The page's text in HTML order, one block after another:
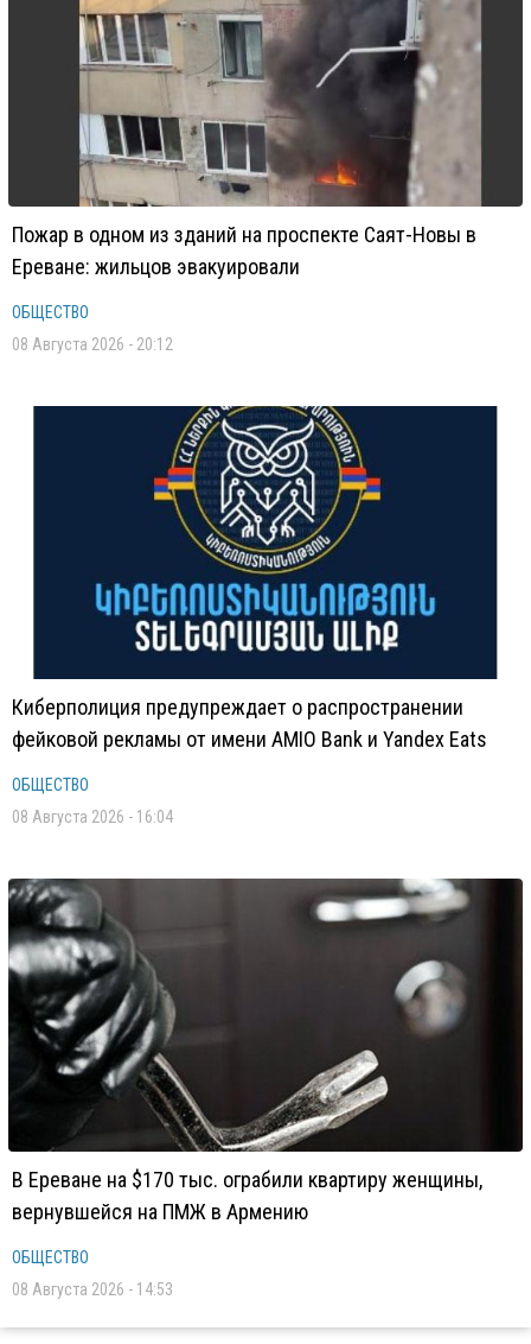
Пожар в одном из зданий на проспекте Саят-Новы в
Ереване: жильцов эвакуировали
ОБЩЕСТВО
08 Августа 2026 - 20:12
Киберполиция предупреждает о распространении
фейковой рекламы от имени AMIO Bank и Yandex Eats
ОБЩЕСТВО
08 Августа 2026 - 16:04
В Ереване на $170 тыс. ограбили квартиру женщины,
вернувшейся на ПМЖ в Армению
ОБЩЕСТВО
08 Августа 2026 - 14:53